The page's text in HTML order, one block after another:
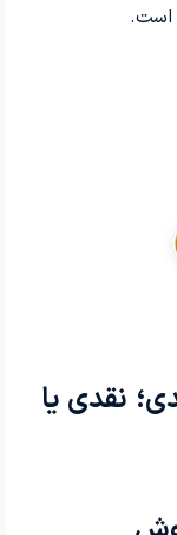
نقدی یا